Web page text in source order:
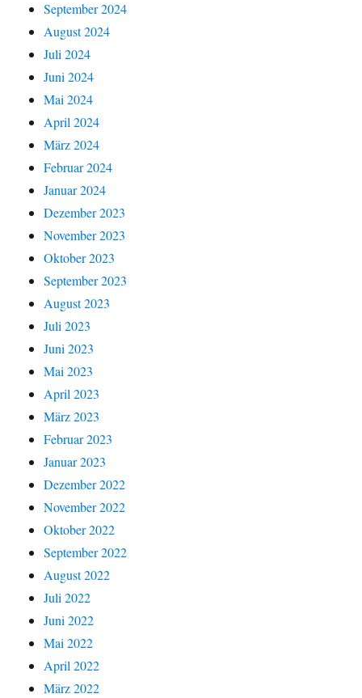
September 2024
August 2024
Juli 2024
Juni 2024
Mai 2024
April 2024
März 2024
Februar 2024
Januar 2024
Dezember 2023
November 2023
Oktober 2023
September 2023
August 2023
Juli 2023
Juni 2023
Mai 2023
April 2023
März 2023
Februar 2023
Januar 2023
Dezember 2022
November 2022
Oktober 2022
September 2022
August 2022
Juli 2022
Juni 2022
Mai 2022
April 2022
März 2022